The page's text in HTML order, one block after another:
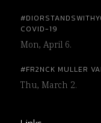
COVID-19
Mon, April 6.
#FR2NCK MULLER
Thu, March 2.